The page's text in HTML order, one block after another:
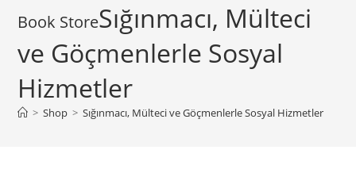
Sığınmacı, Mülteci
ve Göçmenlerle Sosyal
Hizmetler
> Shop > Sığınmacı, Mülteci ve Göçmenlerle Sosyal Hizmetler